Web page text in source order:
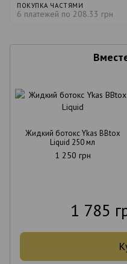
ПОКУПКА ЧАСТЯМИ
6 платежей по 208.33 грн
Жидкий ботокс Ykas BBtox
Liquid 250 мл
1 250 грн
1 785